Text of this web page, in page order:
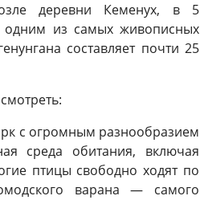
деревни Кеменух, в 5
одним из самых живописных
составляет почти 25
с огромным разнообразием
среда обитания, включая
птицы свободно ходят по
варана — самого